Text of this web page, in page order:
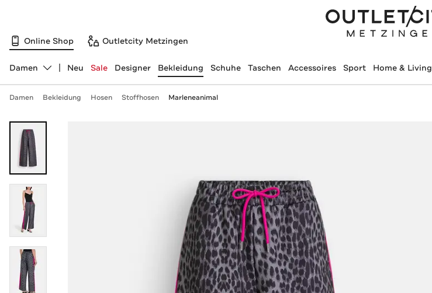
Online Shop Outletcity Metzingen
Abteilung ändern, ausgewählt:
Damen Neu Sale Designer Bekleidung Schuhe Taschen Accessoires Sport Home & Living
Damen Bekleidung Hosen Stoffhosen Marleneanimal